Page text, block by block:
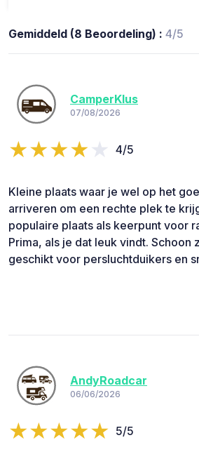
Gemiddeld (8 Beoordeling) : 4/5
CamperKlus
07/08/2026
4/5
Kleine plaats waar je wel op het
arriveren om een rechte plek te
populaire plaats als keerpunt voor
Prima, als je dat leuk vindt. Schoon
geschikt voor persluchtduikers en
AndyRoadcar
06/06/2026
5/5